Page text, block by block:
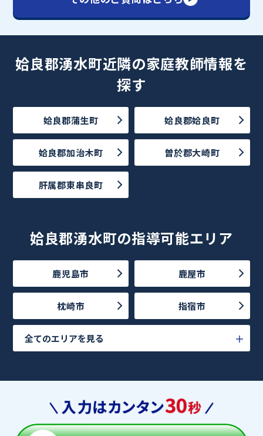
姶良郡湧水町近隣の家庭教師情報を
探す
姶良郡蒲生町 姶良郡姶良町
姶良郡加治木町 曽於郡大崎町
肝属郡東串良町
姶良郡湧水町の指導可能エリア
鹿児島市 鹿屋市
枕崎市 指宿市
全てのエリアを見る